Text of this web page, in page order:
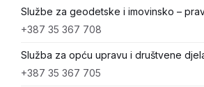
Službe za geodetske i imovinsko –
+387 35 367 708
Služba za opću upravu i društvene
+387 35 367 705